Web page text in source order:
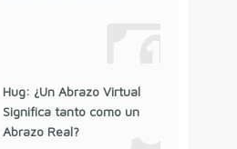
Hug: ¿Un Abrazo Virtual
Significa tanto como un
Abrazo Real?